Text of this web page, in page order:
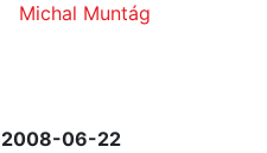
Michal Muntág
2008-06-22